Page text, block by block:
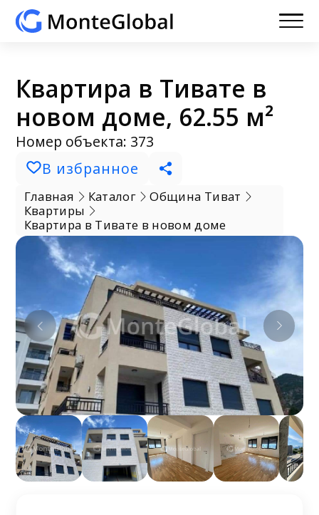
Квартира в Тивате в
новом доме, 62.55 м²
Номер объекта: 373
В избранное
Главная Каталог
Община Тиват
Квартиры
Квартира в Тивате в новом доме